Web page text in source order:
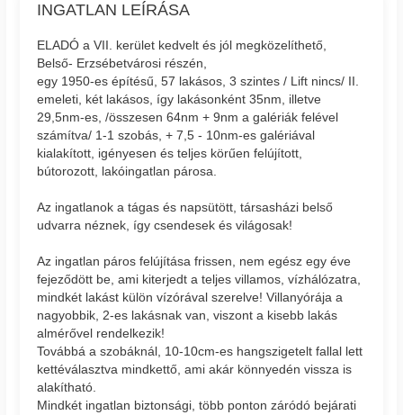
INGATLAN LEÍRÁSA
ELADÓ a VII. kerület kedvelt és jól megközelíthető,
Belső- Erzsébetvárosi részén,
egy 1950-es építésű, 57 lakásos, 3 szintes / Lift nincs/ II.
emeleti, két lakásos, így lakásonként 35nm, illetve
29,5nm-es, /összesen 64nm + 9nm a galériák felével
számítva/ 1-1 szobás, + 7,5 - 10nm-es galériával
kialakított, igényesen és teljes körűen felújított,
bútorozott, lakóingatlan párosa.
Az ingatlanok a tágas és napsütött, társasházi belső
udvarra néznek, így csendesek és világosak!
Az ingatlan páros felújítása frissen, nem egész egy éve
fejeződött be, ami kiterjedt a teljes villamos, vízhálózatra,
mindkét lakást külön vízórával szerelve! Villanyórája a
nagyobbik, 2-es lakásnak van, viszont a kisebb lakás
almérővel rendelkezik!
Továbbá a szobáknál, 10-10cm-es hangszigetelt fallal lett
kettéválasztva mindkettő, ami akár könnyedén vissza is
alakítható.
Mindkét ingatlan biztonsági, több ponton záródó bejárati